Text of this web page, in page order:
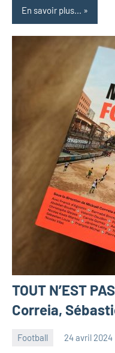
En savoir plus...
TOUT N’EST
Correia,
Football 24 avril 2024